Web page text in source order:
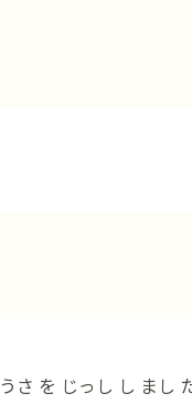
さ を じっし し まし